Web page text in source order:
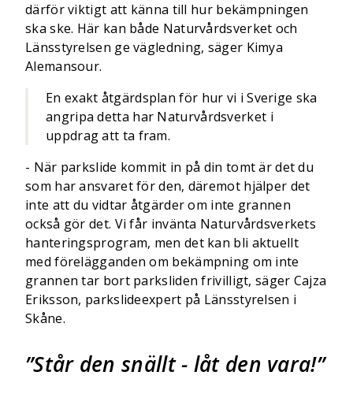
därför viktigt att känna till hur bekämpningen
ska ske. Här kan både Naturvårdsverket och
Länsstyrelsen ge vägledning, säger Kimya
Alemansour.
En exakt åtgärdsplan för hur vi i Sverige ska
angripa detta har Naturvårdsverket i
uppdrag att ta fram.
- När parkslide kommit in på din tomt är det du
som har ansvaret för den, däremot hjälper det
inte att du vidtar åtgärder om inte grannen
också gör det. Vi får invänta Naturvårdsverkets
hanteringsprogram, men det kan bli aktuellt
med förelägganden om bekämpning om inte
grannen tar bort parksliden frivilligt, säger Cajza
Eriksson, parkslideexpert på Länsstyrelsen i
Skåne.
Står den snällt - låt den vara!